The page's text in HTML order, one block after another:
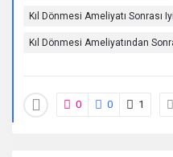
Kıl Dönmesi Ameliyatı Sonrası
Kıl Dönmesi Ameliyatından
0 0 1